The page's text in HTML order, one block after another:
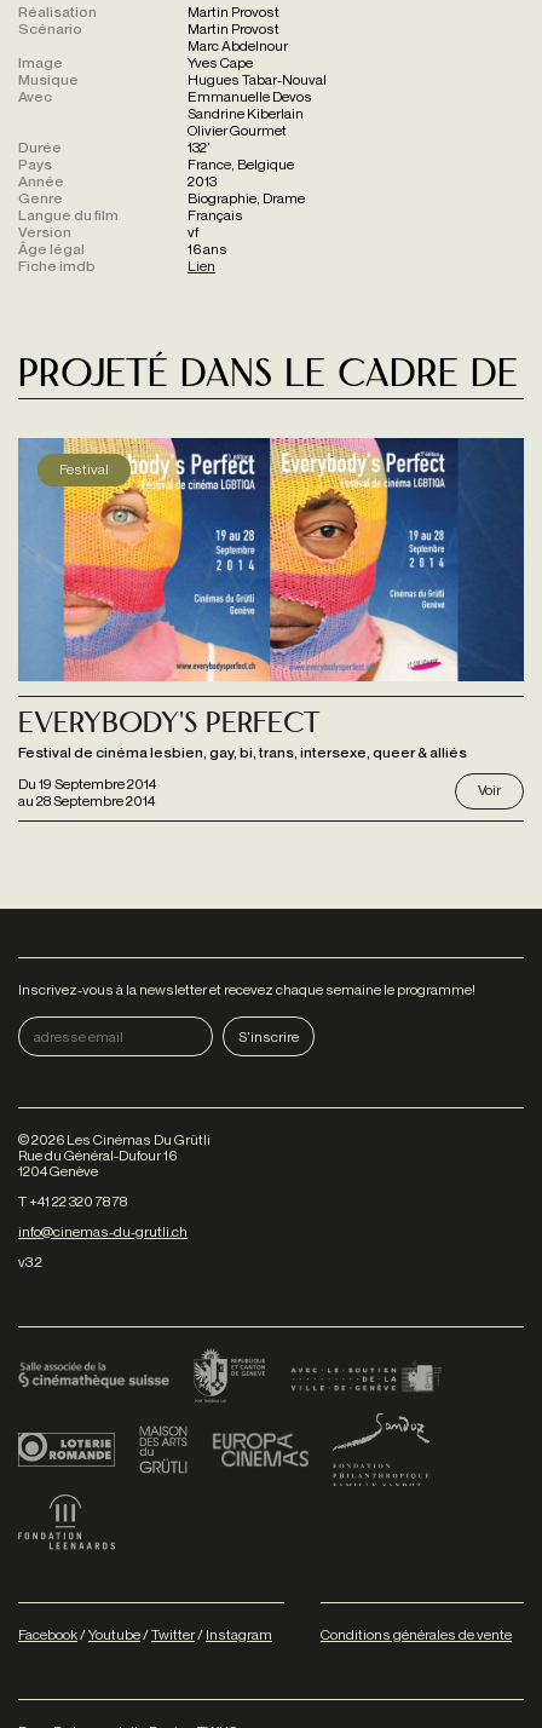
Réalisation
Martin Provost
Scénario
Martin Provost
Marc Abdelnour
Image
Yves Cape
Musique
Hugues Tabar-Nouval
Avec
Emmanuelle Devos
Sandrine Kiberlain
Olivier Gourmet
Durée
132'
Pays
France, Belgique
Année
2013
Genre
Biographie, Drame
Langue du film
Français
Version
vf
Âge légal
16 ans
Fiche imdb
Lien
Projeté dans le cadre de
Festival
Du 19 Septembre 2014
au 28 Septembre 2014
Everybody's Perfect
Festival de cinéma lesbien, gay, bi, trans, intersexe, queer & alliés
Voir
Inscrivez-vous à la newsletter et recevez chaque semaine le programme!
©2026 Les Cinémas Du Grütli
Rue du Général-Dufour 16
1204 Genève
T +41 22 320 78 78
info@cinemas-du-grutli.ch
v3.2
Facebook/Youtube/Twitter/ Instagram Conditions générales de vente